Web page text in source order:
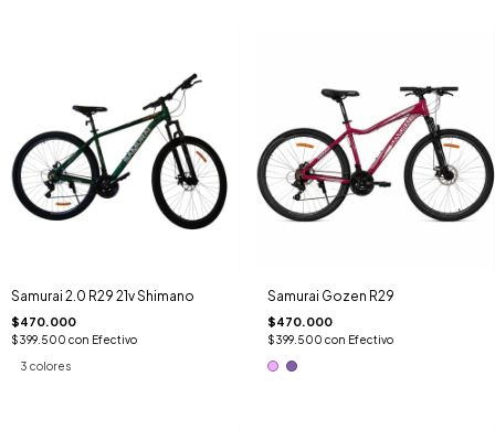
Samurai 2.0 R29 21v Shimano
$470.000
$399.500 con Efectivo
3 colores
Samurai Gozen R29
$470.000
$399.500 con Efectivo